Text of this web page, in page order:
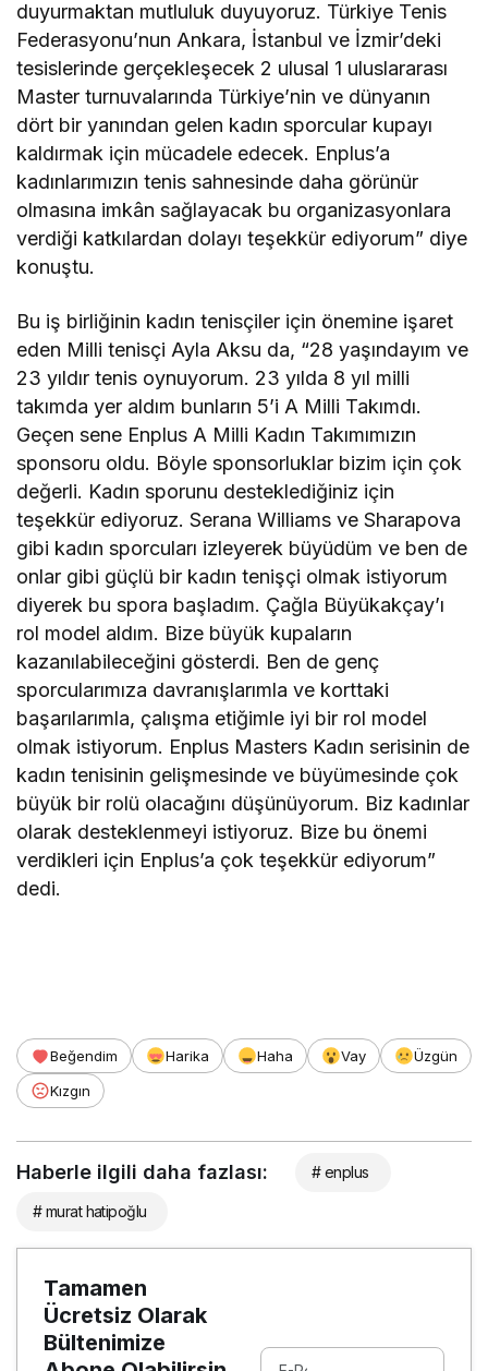
duyurmaktan mutluluk duyuyoruz. Türkiye Tenis
Federasyonu’nun Ankara, İstanbul ve İzmir’deki
tesislerinde gerçekleşecek 2 ulusal 1 uluslararası
Master turnuvalarında Türkiye’nin ve dünyanın
dört bir yanından gelen kadın sporcular kupayı
kaldırmak için mücadele edecek. Enplus’a
kadınlarımızın tenis sahnesinde daha görünür
olmasına imkân sağlayacak bu organizasyonlara
verdiği katkılardan dolayı teşekkür ediyorum” diye
konuştu.
Bu iş birliğinin kadın tenisçiler için önemine işaret
eden Milli tenisçi Ayla Aksu da, “28 yaşındayım ve
23 yıldır tenis oynuyorum. 23 yılda 8 yıl milli
takımda yer aldım bunların 5’i A Milli Takımdı.
Geçen sene Enplus A Milli Kadın Takımımızın
sponsoru oldu. Böyle sponsorluklar bizim için çok
değerli. Kadın sporunu desteklediğiniz için
teşekkür ediyoruz. Serana Williams ve Sharapova
gibi kadın sporcuları izleyerek büyüdüm ve ben de
onlar gibi güçlü bir kadın tenişçi olmak istiyorum
diyerek bu spora başladım. Çağla Büyükakçay’ı
rol model aldım. Bize büyük kupaların
kazanılabileceğini gösterdi. Ben de genç
sporcularımıza davranışlarımla ve korttaki
başarılarımla, çalışma etiğimle iyi bir rol model
olmak istiyorum. Enplus Masters Kadın serisinin de
kadın tenisinin gelişmesinde ve büyümesinde çok
büyük bir rolü olacağını düşünüyorum. Biz kadınlar
olarak desteklenmeyi istiyoruz. Bize bu önemi
verdikleri için Enplus’a çok teşekkür ediyorum”
dedi.
Beğendim Harika Haha Vay
Üzgün
Kızgın
Haberle ilgili daha fazlası: # enplus
# murat hatipoğlu
Tamamen
Ücretsiz Olarak
Bültenimize